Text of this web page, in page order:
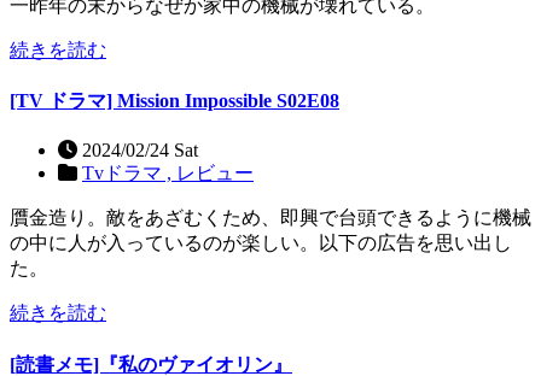
一昨年の末からなぜか家中の機械が壊れている。
続きを読む
[TV ドラマ] Mission Impossible S02E08
2024/02/24 Sat
Tvドラマ , レビュー
贋金造り。敵をあざむくため、即興で台頭できるように機械
の中に人が入っているのが楽しい。以下の広告を思い出し
た。
続きを読む
[読書メモ]『私のヴァイオリン』